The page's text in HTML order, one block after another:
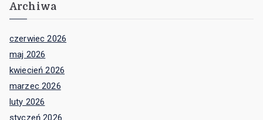
Archiwa
czerwiec 2026
maj 2026
kwiecień 2026
marzec 2026
luty 2026
styczeń 2026